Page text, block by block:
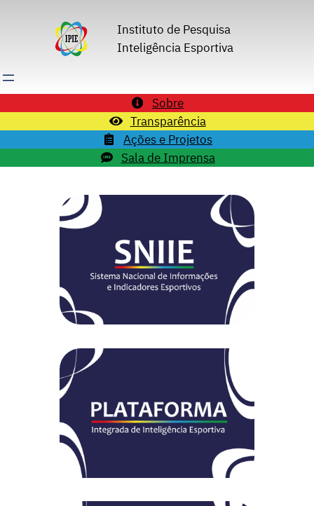
Instituto de Pesquisa
Inteligência Esportiva
Sobre
Transparência
Ações e Projetos
Sala de Imprensa